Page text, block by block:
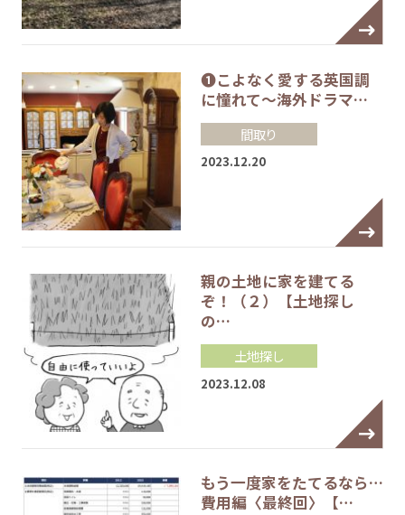
❶こよなく愛する英国調
に憧れて～海外ドラマ…
間取り
2023.12.20
親の土地に家を建てる
ぞ！（２）【土地探し
の…
土地探し
2023.12.08
もう一度家をたてるなら…
費用編〈最終回〉【…